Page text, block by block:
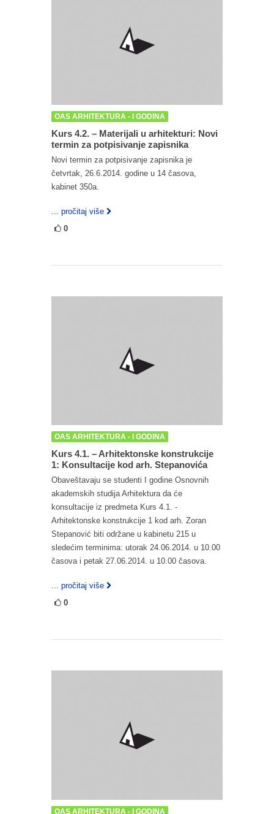
OAS ARHITEKTURA - I GODINA
Kurs 4.2. – Materijali u arhitekturi: Novi
termin za potpisivanje zapisnika
Novi termin za potpisivanje zapisnika je
četvrtak, 26.6.2014. godine u 14 časova,
kabinet 350a.
... pročitaj više
0
OAS ARHITEKTURA - I GODINA
Kurs 4.1. – Arhitektonske konstrukcije
1: Konsultacije kod arh. Stepanovića
Obaveštavaju se studenti I godine Osnovnih
akademskih studija Arhitektura da će
konsultacije iz predmeta Kurs 4.1. -
Arhitektonske konstrukcije 1 kod arh. Zoran
Stepanović biti održane u kabinetu 215 u
sledećim terminima: utorak 24.06.2014. u 10.00
časova i petak 27.06.2014. u 10.00 časova.
... pročitaj više
0
OAS ARHITEKTURA - I GODINA